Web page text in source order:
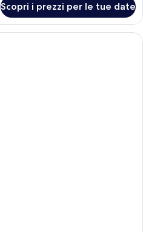
Scopri i prezzi per le tue date